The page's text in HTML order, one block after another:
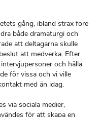
gång, ibland strax före
både dramaturgi och
att deltagarna skulle
att medverka. Efter
och hålla
för vissa och vi ville
med än idag.
via sociala medier,
för att skapa en